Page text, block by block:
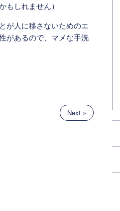
しれません）
が人に移さないためのエ
があるので、マメな手洗
Next »